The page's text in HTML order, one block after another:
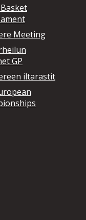
Meeting
GP
iltarastit